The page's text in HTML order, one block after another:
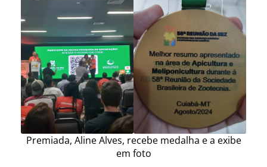
Premiada, Aline Alves, recebe medalha e a exibe
em foto